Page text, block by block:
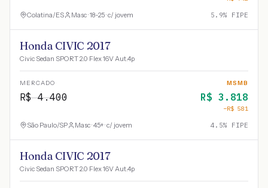
Colatina/ES Masc · 18-25 · c/ jovem 5.9% FIPE
Honda CIVIC 2017
Civic Sedan SPORT 2.0 Flex 16V Aut.4p
MERCADO
R$4.400
MSMB
R$ 3.818
−R$ 581
São Paulo/SP Masc · 45+ · c/ jovem 4.5% FIPE
Honda CIVIC 2017
Civic Sedan SPORT 2.0 Flex 16V Aut.4p